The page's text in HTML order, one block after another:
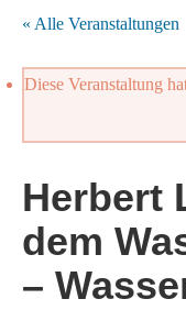
« Alle Veranstaltungen
Diese Veranstaltung
Herbert
dem
–